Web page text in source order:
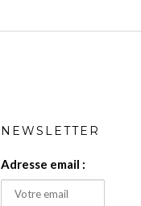
NEWSLETTER
Adresse email :